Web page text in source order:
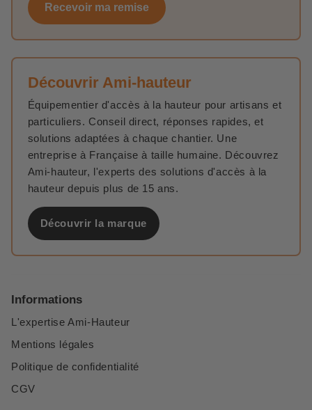
Recevoir ma remise
Découvrir Ami-hauteur
Équipementier d'accès à la hauteur pour artisans et
particuliers. Conseil direct, réponses rapides, et
solutions adaptées à chaque chantier. Une
entreprise à Française à taille humaine. Découvrez
Ami-hauteur, l'experts des solutions d'accès à la
hauteur depuis plus de 15 ans.
Découvrir la marque
Informations
L'expertise Ami-Hauteur
Mentions légales
Politique de confidentialité
CGV